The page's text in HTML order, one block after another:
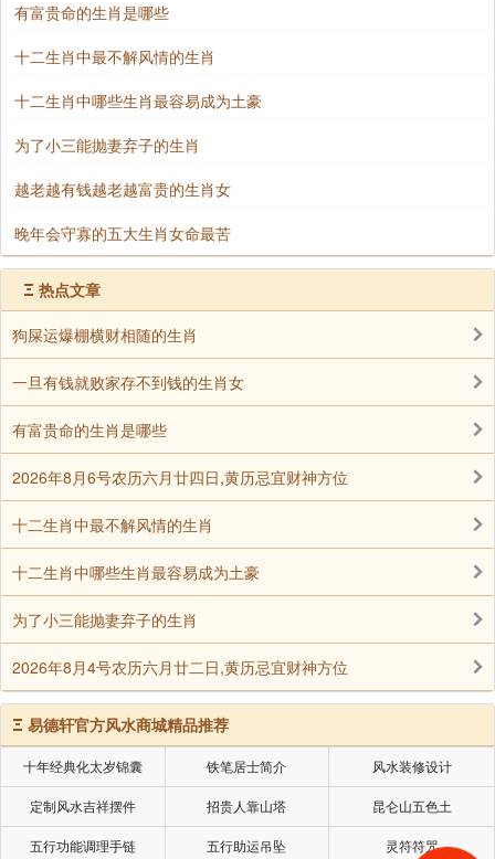
属马人不宜在什么年份生孩子
1、 鼠年
生肖马与生肖鼠为相冲的关系，因此不建议在鼠年
生孩子，否则会影响自身的健康运势，对情绪也造成很
大的影响。将来在孩子成长的过程，两代人之间也更加
容易发生矛盾，对双方的运势都不好。
2、 马年
按照命理分析，午午自刑，因此属马人是不宜在本
命年生孩子的，两者之间为相刑的关系。因此属马的人
如果生一个和自己数显相同的孩子，未来的育儿之路将
困难重重，彼此之间常因为观念不合起争执，还会导致
孩子变得叛逆，未来的人生道路充满不确定性。
3、 兔年
有富贵命的生肖是哪些
十二生肖中最不解风情的生肖
十二生肖中哪些生肖最容易成为土豪
为了小三能抛妻弃子的生肖
越老越有钱越老越富贵的生肖女
晚年会守寡的五大生肖女命最苦
Ξ 热点文章
狗屎运爆棚横财相随的生肖
一旦有钱就败家存不到钱的生肖女
有富贵命的生肖是哪些
2026年8月6号农历六月廿四日,黄历忌宜财神方位
十二生肖中最不解风情的生肖
十二生肖中哪些生肖最容易成为土豪
为了小三能抛妻弃子的生肖
2026年8月4号农历六月廿二日,黄历忌宜财神方位
Ξ 易德轩官方风水商城精品推荐
十年经典化太岁锦囊 铁笔居士简介 风水装修设计
定制风水吉祥摆件 招贵人靠山塔 昆仑山五色土
五行功能调理手链 五行助运吊坠 灵符符咒